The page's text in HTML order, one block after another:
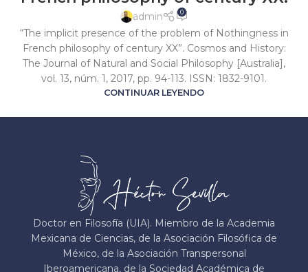
admin 0
“The implicit presence of the problem of Nothingness in
French philosophy of century XX”. Cosmos and History:
The Journal of Natural and Social Philosophy [Australia],
vol. 13, núm. 1, 2017, pp. 94-113. ISSN: 1832-9101.
CONTINUAR LEYENDO
Doctor en Filosofía (UIA). Miembro de la Academia
Mexicana de Ciencias, de la Asociación Filosófica de
México, de la Asociación Transpersonal
Iberoamericana, de la Sociedad Académica de